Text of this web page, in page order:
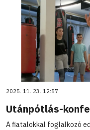
2025. 11. 23. 12:57
Utánpótlás-
A fiatalokkal foglalkozó